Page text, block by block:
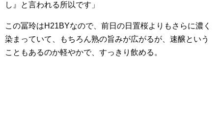
し』と言われる所以です」
この冨玲はH21BYなので、前日の日置桜よりもさらに濃く
染まっていて、もちろん熟の旨みが広がるが、速醸という
こともあるのか軽やかで、すっきり飲める。